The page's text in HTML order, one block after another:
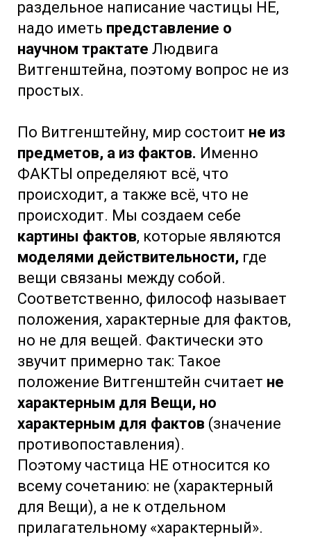
раздельное написание частицы НЕ,
надо иметь представление о
научном трактате Людвига
Витгенштейна, поэтому вопрос не из
простых.
По Витгенштейну, мир состоит не из
предметов, а из фактов. Именно
ФАКТЫ определяют всё, что
происходит, а также всё, что не
происходит. Мы создаем себе
картины фактов, которые являются
моделями действительности, где
вещи связаны между собой.
Соответственно, философ называет
положения, характерные для фактов,
но не для вещей. Фактически это
звучит примерно так: Такое
положение Витгенштейн считает не
характерным для Вещи, но
характерным для фактов (значение
противопоставления).
Поэтому частица НЕ относится ко
всему сочетанию: не (характерный
для Вещи), а не к отдельном
прилагательному «характерный».